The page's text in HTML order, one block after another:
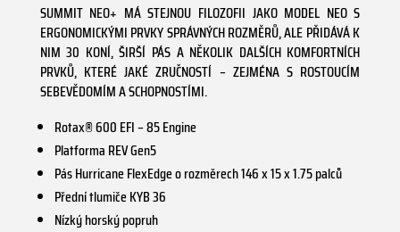
SUMMIT NEO+ MÁ STEJNOU FILOZOFII JAKO MODEL NEO S
ERGONOMICKÝMI PRVKY SPRÁVNÝCH ROZMĚRŮ, ALE PŘIDÁVÁ K
NIM 30 KONÍ, ŠIRŠÍ PÁS A NĚKOLIK DALŠÍCH KOMFORTNÍCH
PRVKŮ, KTERÉ JAKÉ ZRUČNOSTÍ – ZEJMÉNA S ROSTOUCÍM
SEBEVĚDOMÍM A SCHOPNOSTÍMI.
Rotax® 600 EFI – 85 Engine
Platforma REV Gen5
Pás Hurricane FlexEdge o rozměrech 146 x 15 x 1.75 palců
Přední tlumiče KYB 36
Nízký horský popruh